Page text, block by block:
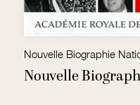
Nouvelle Biographie
Nouvelle